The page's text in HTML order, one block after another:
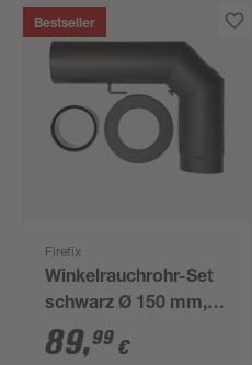
Bestseller
Firefix
Winkelrauchrohr-Set
schwarz Ø 150 mm,
3-teilig
89,99 €